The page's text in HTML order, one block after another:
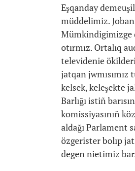
Eşqanday
müddelimiz.
Mümkindigimizge
otırmız. Ortalıq
televidenie
jatqan jwmısımız
kelsek, keleşekte
Barlığı istiñ
komissiyasınıñ
aldağı Parlament
özgerister bolıp
degen nietimiz